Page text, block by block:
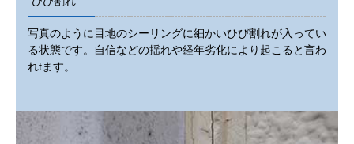
写真のように目地のシーリングに細かいひび割れが入ってい
る状態です。自信などの揺れや経年劣化により起こると言わ
れtます。